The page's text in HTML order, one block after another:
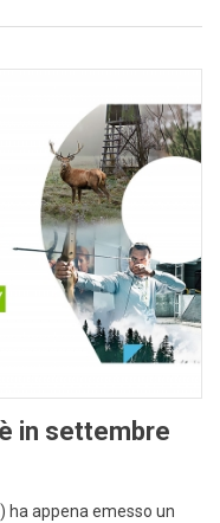
in settembre
ha appena emesso un